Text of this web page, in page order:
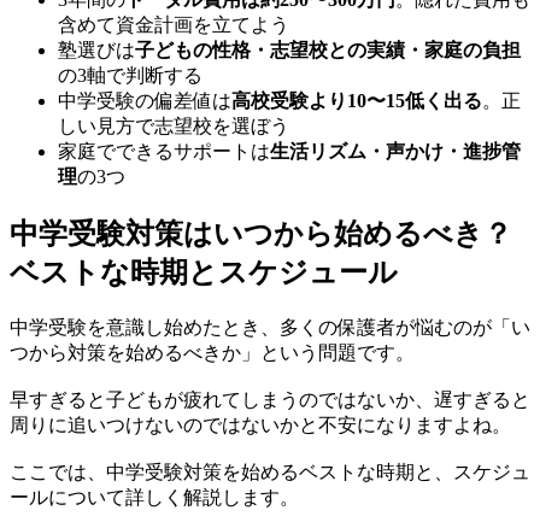
含めて資金計画を立てよう
塾選びは子どもの性格・志望校との実績・家庭の負担
の3軸で判断する
中学受験の偏差値は高校受験より10〜15低く出る。正
しい見方で志望校を選ぼう
家庭でできるサポートは生活リズム・声かけ・進捗管
理の3つ
中学受験対策はいつから始めるべき？
ベストな時期とスケジュール
中学受験を意識し始めたとき、多くの保護者が悩むのが「い
つから対策を始めるべきか」という問題です。
早すぎると子どもが疲れてしまうのではないか、遅すぎると
周りに追いつけないのではないかと不安になりますよね。
ここでは、中学受験対策を始めるベストな時期と、スケジュ
ールについて詳しく解説します。